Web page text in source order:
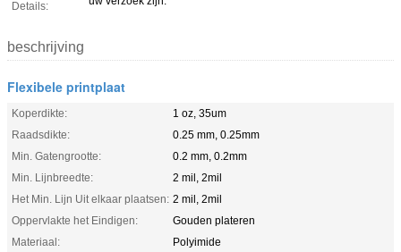
Details:
beschrijving
Flexibele printplaat
Koperdikte:
1 oz, 35um
Raadsdikte:
0.25 mm, 0.25mm
Min. Gatengrootte:
0.2 mm, 0.2mm
Min. Lijnbreedte:
2 mil, 2mil
Het Min. Lijn Uit elkaar plaatsen: 2 mil, 2mil
Oppervlakte het Eindigen:
Gouden plateren
Materiaal:
Polyimide